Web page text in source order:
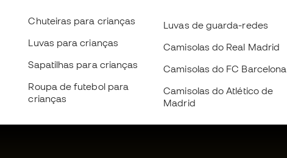
Chuteiras para crianças
Luvas para crianças
Sapatilhas para crianças
Roupa de futebol para
crianças
Luvas de guarda-redes
Camisolas do Real Madrid
Camisolas do FC Barcelona
Camisolas do Atlético de
Madrid